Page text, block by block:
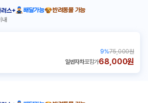
러스+ 배달가능
반려동물 가능
내
9%75,000원
일반자차포함가68,000원